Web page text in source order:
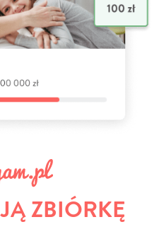
ZBIÓRKĘ